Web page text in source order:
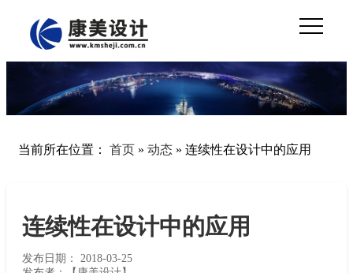
当前所在位置： 首页 » 动态 » 连续性在设计中的应用
连续性在设计中的应用
发布日期： 2018-03-25